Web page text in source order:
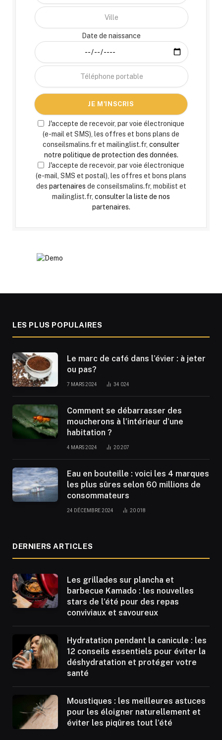
Date de naissance
J'accepte de recevoir, par voie électronique
(e-mail et SMS), les offres et bons plans de
conseilsmalins.fr et mailinglist.fr, consulter
notre politique de protection des données.
J'accepte de recevoir, par voie électronique
(e-mail, SMS et postal), les offres et bons plans
des partenaires de conseilsmalins.fr, mobilist et
mailinglist.fr, consulter la liste de nos
partenaires.
LES PLUS POPULAIRES
Le marc de café dans l’évier : à jeter
ou pas?
7 MARS 2024 34 024
Comment se débarrasser des
moucherons à l’intérieur d’une
habitation ?
4 MARS 2024 20 207
Eau en bouteille : voici les 4 marques
les plus sûres selon 60 millions de
consommateurs
24 DÉCEMBRE 2024 20 018
DERNIERS ARTICLES
Les grillades sur plancha et
barbecue Kamado : les nouvelles
stars de l’été pour des repas
conviviaux et savoureux
Hydratation pendant la canicule : les
12 conseils essentiels pour éviter la
déshydratation et protéger votre
santé
Moustiques : les meilleures astuces
pour les éloigner naturellement et
éviter les piqûres tout l’été